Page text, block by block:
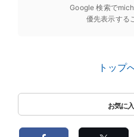
Google 検索で
優先表示する
トップ